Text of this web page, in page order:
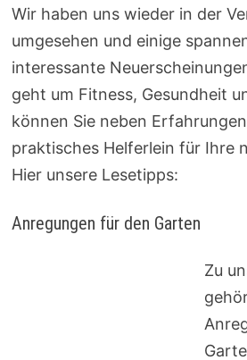
Wir haben uns wieder in der
umgesehen und einige
interessante
geht um Fitness, Gesundheit
können Sie neben
praktisches Helferlein für Ihre
Hier unsere Lesetipps:
Anregungen für den Garten
Zu